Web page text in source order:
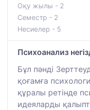
Оқу жылы - 2
Семестр - 2
Несиелер - 5
Психоанализ
Бұл пәнді
қоғамға
құралы ретінде
идеяларды